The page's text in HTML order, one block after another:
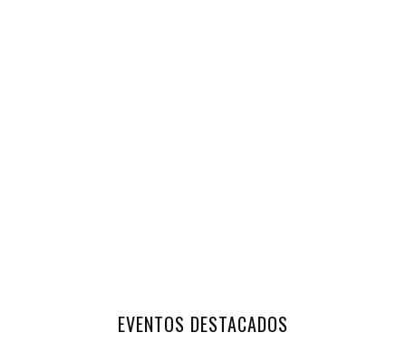
EVENTOS DESTACADOS